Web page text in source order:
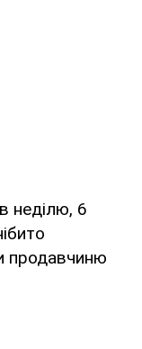
неділю, 6
продавчиню